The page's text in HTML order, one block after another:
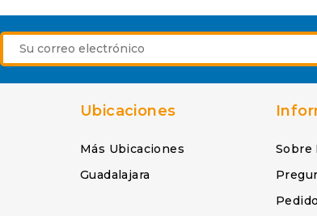
Ubicaciones
Más Ubicaciones
Guadalajara
Sobre